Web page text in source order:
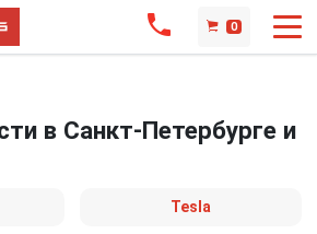
0
в Санкт-Петербурге и
Tesla